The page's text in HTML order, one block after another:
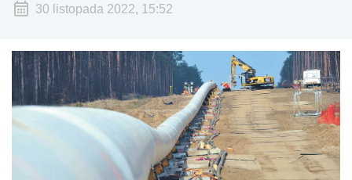
30 listopada 2022, 15:52